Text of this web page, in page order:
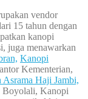
vendor
15 tahun dengan
kanopi
juga menawarkan
Kanopi
Kementerian,
Haji Jambi,
Boyolali, Kanopi